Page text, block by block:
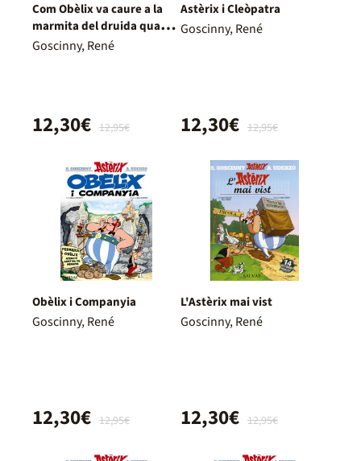
Com Obèlix va caure a la
marmita del druida quan
era petit (català)
Goscinny, René
12,95€
12,30€
Astèrix i Cleòpatra
Goscinny, René
12,95€
12,30€
Obèlix i Companyia
Goscinny, René
12,95€
12,30€
L'Astèrix mai vist
Goscinny, René
12,95€
12,30€